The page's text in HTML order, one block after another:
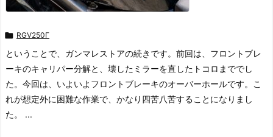
 RGV250Γ
ということで、ガンマレストアの続きです。前回は、フロントブレ
ーキのキャリパー分解と、壊したミラーを直したトコロまででし
た。今回は、いよいよフロントブレーキのオーバーホールです。こ
れが想定外に困難な作業で、かなり四苦八苦することになりまし
た。 ...